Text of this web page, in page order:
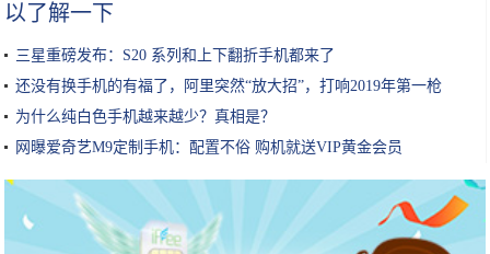
以了解一下
三星重磅发布：S20 系列和上下翻折手机都来了
还没有换手机的有福了，阿里突然“放大招”，打响2019年第一枪
为什么纯白色手机越来越少？真相是？
网曝爱奇艺M9定制手机：配置不俗 购机就送VIP黄金会员